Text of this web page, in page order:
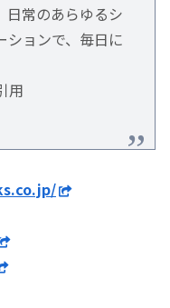
日常のあらゆるシ
ションで、毎日に
用